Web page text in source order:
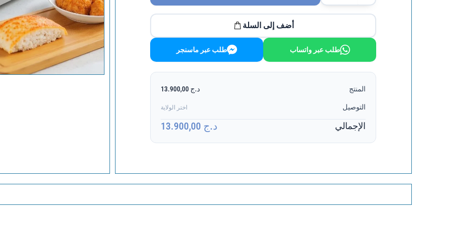
أضف إلى السلة
طلب عبر واتساب طلب عبر ماسنجر
المنتج د.ج 13.900,00
التوصيل اختر الولاية
الإجمالي د.ج 13.900,00